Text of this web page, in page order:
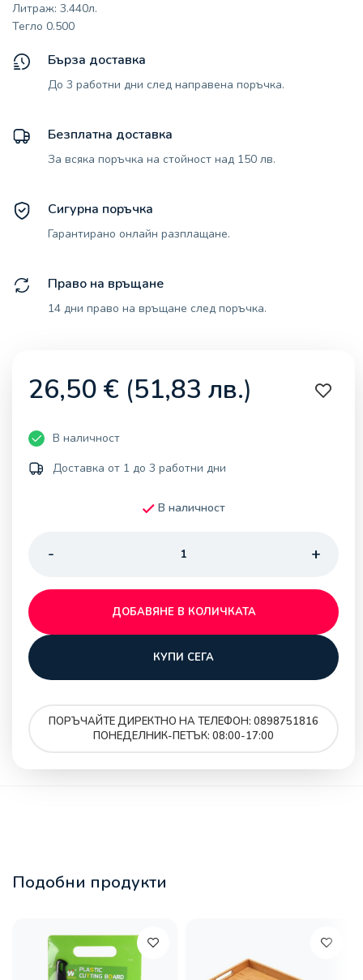
Литраж: 3.440л.
Тегло 0.500
Бърза доставка
До 3 работни дни след направена поръчка.
Безплатна доставка
За всяка поръчка на стойност над 150 лв.
Сигурна поръчка
Гарантирано онлайн разплащане.
Право на връщане
14 дни право на връщане след поръчка.
26,50 € (51,83 лв.)
В наличност
Доставка от 1 до 3 работни дни
В наличност
ДОБАВЯНЕ В КОЛИЧКАТА
КУПИ СЕГА
ПОРЪЧАЙТЕ ДИРЕКТНО НА ТЕЛЕФОН: 0898751816
ПОНЕДЕЛНИК-ПЕТЪК: 08:00-17:00
Подобни продукти